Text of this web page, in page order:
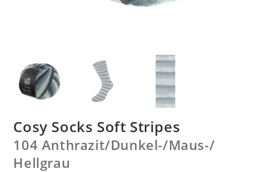
Cosy Socks Soft Stripes
104 Anthrazit/Dunkel-/Maus-/
Hellgrau